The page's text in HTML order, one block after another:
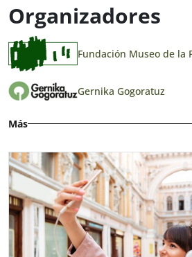
Organizadores
Fundación Museo de la
Gernika Gogoratuz
Más